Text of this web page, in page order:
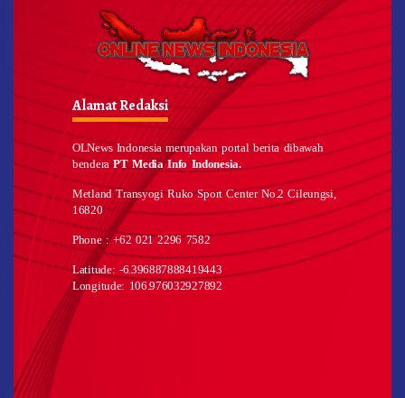
Alamat Redaksi
OLNews Indonesia merupakan portal berita dibawah
benderaPT Media Info Indonesia.
Metland Transyogi Ruko Sport Center No.2 Cileungsi,
16820
Phone : +62 021 2296 7582
Latitude: -6.396887888419443
Longitude: 106.976032927892